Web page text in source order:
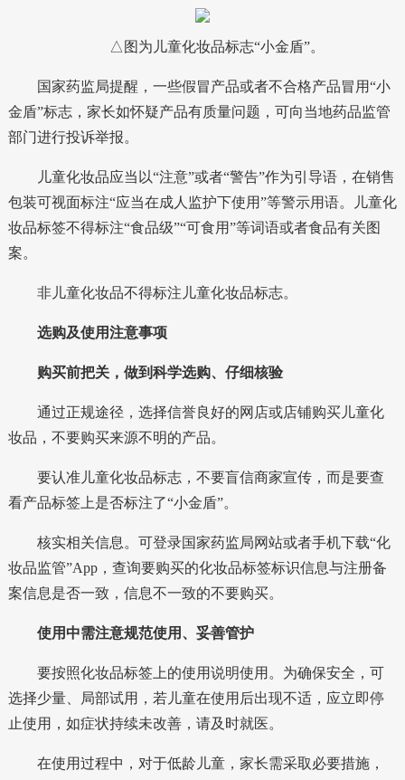
△图为儿童化妆品标志“小金盾”。
国家药监局提醒，一些假冒产品或者不合格产品冒用“小
金盾”标志，家长如怀疑产品有质量问题，可向当地药品监管
部门进行投诉举报。
儿童化妆品应当以“注意”或者“警告”作为引导语，在销售
包装可视面标注“应当在成人监护下使用”等警示用语。儿童化
妆品标签不得标注“食品级”“可食用”等词语或者食品有关图
案。
非儿童化妆品不得标注儿童化妆品标志。
选购及使用注意事项
购买前把关，做到科学选购、仔细核验
通过正规途径，选择信誉良好的网店或店铺购买儿童化
妆品，不要购买来源不明的产品。
要认准儿童化妆品标志，不要盲信商家宣传，而是要查
看产品标签上是否标注了“小金盾”。
核实相关信息。可登录国家药监局网站或者手机下载“化
妆品监管”App，查询要购买的化妆品标签标识信息与注册备
案信息是否一致，信息不一致的不要购买。
使用中需注意规范使用、妥善管护
要按照化妆品标签上的使用说明使用。为确保安全，可
选择少量、局部试用，若儿童在使用后出现不适，应立即停
止使用，如症状持续未改善，请及时就医。
在使用过程中，对于低龄儿童，家长需采取必要措施，